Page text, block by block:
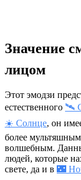
Значение
лицом
Этот эмодзи
естественного 🛰️
☀️ Солнце, он
более
волшебным.
людей, которые
свете, да и в 🌃